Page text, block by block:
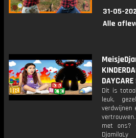
31-05-
Alle
Dit is
leuk,
verdwijnen
met ons?